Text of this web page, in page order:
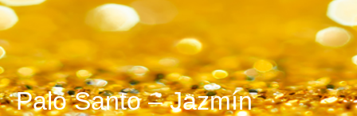
Palo Santo – Jazmín